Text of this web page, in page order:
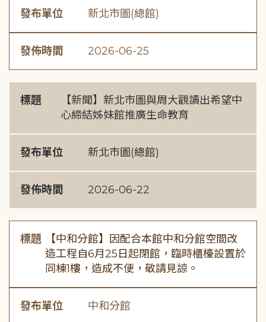
發布單位 新北市圖(總館)
發佈時間 2026-06-25
標題
【新聞】新北市圖與周大觀讀出希望中
心締結姊妹館推廣生命教育
發布單位 新北市圖(總館)
發佈時間 2026-06-22
標題
【中和分館】因配合本館中和分館空間改
造工程自6月25日起閉館，臨時櫃檯設置於
同棟1樓，造成不便，敬請見諒。
發布單位 中和分館